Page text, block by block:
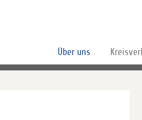
Über uns